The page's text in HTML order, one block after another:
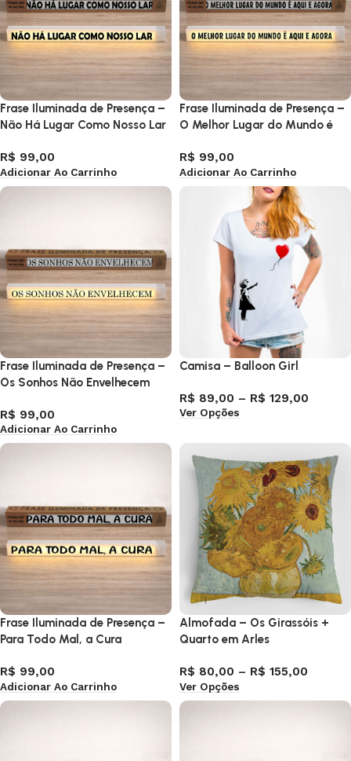
Frase Iluminada de Presença –
Não Há Lugar Como Nosso Lar
R$ 99,00
Adicionar Ao Carrinho
Frase Iluminada de Presença –
O Melhor Lugar do Mundo é
R$ 99,00
Adicionar Ao Carrinho
Frase Iluminada de Presença –
Os Sonhos Não Envelhecem
R$ 99,00
Adicionar Ao Carrinho
Camisa – Balloon Girl
R$ 89,00 – R$ 129,00
Ver Opções
Frase Iluminada de Presença –
Para Todo Mal, a Cura
R$ 99,00
Adicionar Ao Carrinho
Almofada – Os Girassóis +
Quarto em Arles
R$ 80,00 – R$ 155,00
Ver Opções